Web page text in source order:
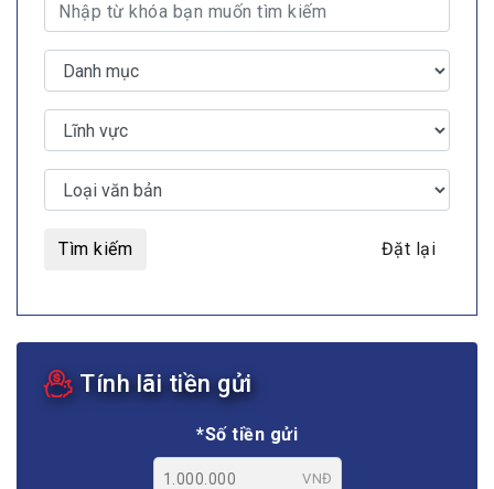
Tìm kiếm Đặt lại
Tính lãi tiền gửi
*Số tiền gửi
VNĐ